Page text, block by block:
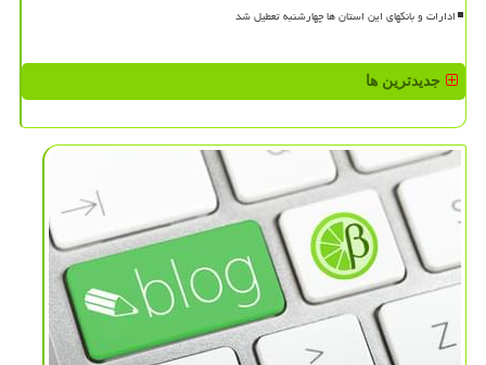
ادارات و بانکهای این استان ها چهارشنبه تعطیل شد
جدیدترین ها